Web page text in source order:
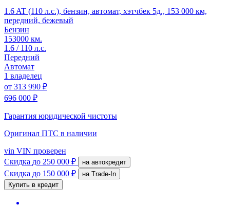
1.6 AT (110 л.с.), бензин, автомат, хэтчбек 5д., 153 000 км,
передний, бежевый
Бензин
153000 км.
1.6 / 110 л.с.
Передний
Автомат
1 владелец
от 313 990 ₽
696 000 ₽
Гарантия юридической чистоты
Оригинал ПТС в наличии
vin VIN проверен
Скидка до 250 000 ₽ на автокредит
Скидка до 150 000 ₽
на Trade-In
Купить в кредит